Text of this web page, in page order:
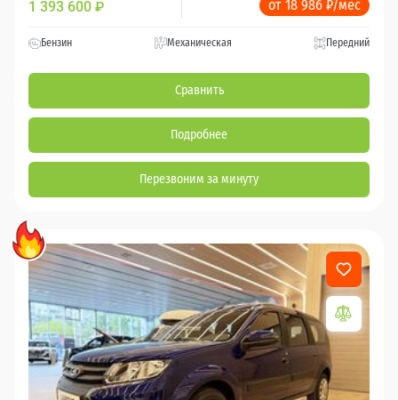
1 393 600 ₽ от 18 986 ₽/мес
Бензин Механическая Передний
Сравнить
Подробнее
Перезвоним за минуту